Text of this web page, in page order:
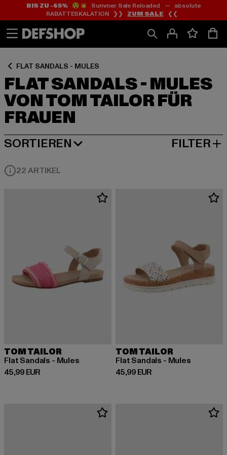
Zum
Inhalt
springen
Zum
Fußzeile
springen
BIS ZU -65%😲💥 Summer Sale Reloaded — absolute
RABATTESKALATION ❯❯ ZUM SALE ❮❮
FLAT SANDALS - MULES
FLAT SANDALS - MULES
VON TOM TAILOR FÜR
FRAUEN
Zum
Produktraster
springen
SORTIEREN
BELIEBTESTE FILTER
22 ARTIKEL
TOM TAILOR
Flat Sandals - Mules
45,99 EUR
Derzeitiger Preis: 45,99 EUR
TOM TAILOR
Flat Sandals - Mules
45,99 EUR
Derzeitiger Preis: 45,99 EUR